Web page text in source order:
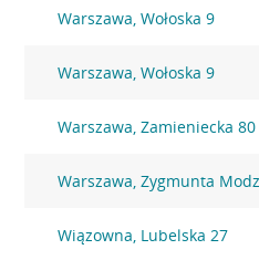
Warszawa, Wołoska 9
Warszawa, Wołoska 9
Warszawa, Zamieniecka 80
Warszawa, Zygmunta
Wiązowna, Lubelska 27